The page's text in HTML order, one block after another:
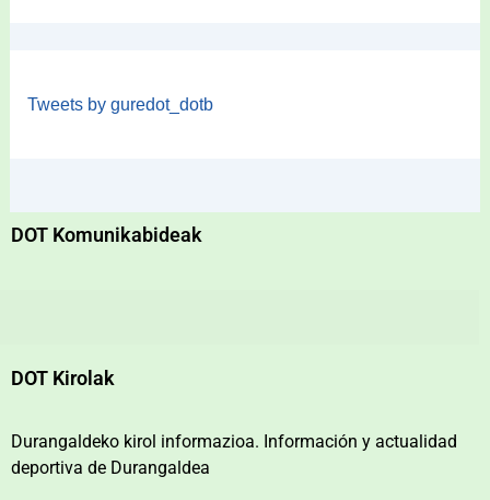
Tweets by guredot_dotb
DOT Komunikabideak
DOT Kirolak
Durangaldeko kirol informazioa. Información y actualidad
deportiva de Durangaldea